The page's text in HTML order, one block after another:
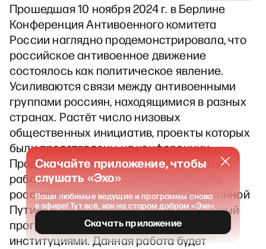
Прошедшая 10 ноября 2024 г. в Берлине
Конференция Антивоенного комитета
России наглядно продемонстрировала, что
российское антивоенное движение
состоялось как политическое явление.
Усиливаются связи между антивоенными
группами россиян, находящимися в разных
странах. Растёт число низовых
общественных инициатив, проекты которых
были представлены на конференции.
Продолжается активная правозащитная
работа и деятельность по защите прав
россиян, выступающих против развязанной
Путиным войны. Достигнут определённый
прогресс в работе с европейскими
институциями. Данная работа будет
Скачайте приложение, чтобы
слушать «Эхо»
Ваши любимые ведущие и программы снова
в эфире! Тут всё, как на старом добром «Эхе»
Скачать приложение